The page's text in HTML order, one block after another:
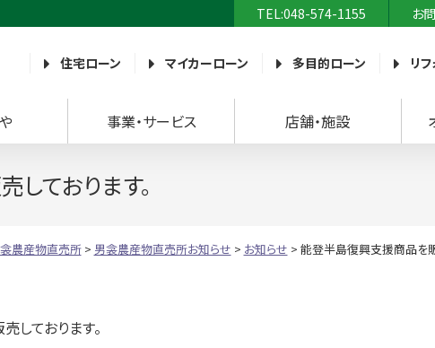
TEL:048-574-1155 お
・農業協同組合）
住宅ローン マイカーローン 多目的ローン リ
事業・サービス 店舗・施設
ております。
農産物直売所> 男衾農産物直売所お知らせ > お知らせ > 能登半島復興支援商品を
ております。